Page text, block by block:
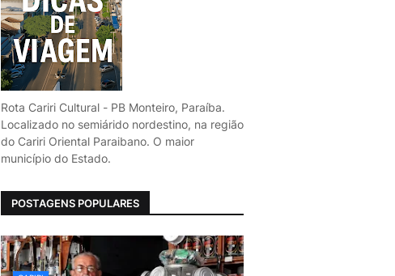
Rota Cariri Cultural - PB Monteiro, Paraíba.
Localizado no semiárido nordestino, na região
do Cariri Oriental Paraibano. O maior
município do Estado.
POSTAGENS POPULARES